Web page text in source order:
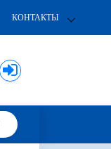
КОНТАКТЫ